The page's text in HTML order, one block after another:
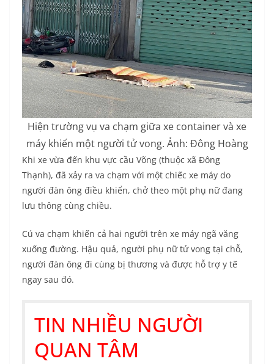
Hiện trường vụ va chạm giữa xe container và xe
máy khiến một người tử vong. Ảnh: Đông Hoàng
Khi xe vừa đến khu vực cầu Võng (thuộc xã Đông
Thạnh), đã xảy ra va chạm với một chiếc xe máy do
người đàn ông điều khiển, chở theo một phụ nữ đang
lưu thông cùng chiều.
Cú va chạm khiến cả hai người trên xe máy ngã văng
xuống đường. Hậu quả, người phụ nữ tử vong tại chỗ,
người đàn ông đi cùng bị thương và được hỗ trợ y tế
ngay sau đó.
TIN NHIỀU NGƯỜI
QUAN TÂM